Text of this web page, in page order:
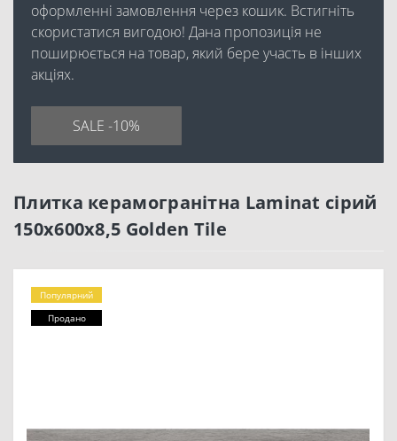
оформленні замовлення через кошик. Встигніть
скористатися вигодою! Дана пропозиція не
поширюється на товар, який бере участь в інших
акціях.
SALE -10%
Плитка керамогранітна Laminat сірий
150x600x8,5 Golden Tile
Популярний
Продано